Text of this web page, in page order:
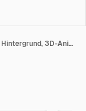
Weißes Flugzeug 3D-Modell auf weißem Hintergrund, 3D-Animation, Kamera zoomt langsam heraus